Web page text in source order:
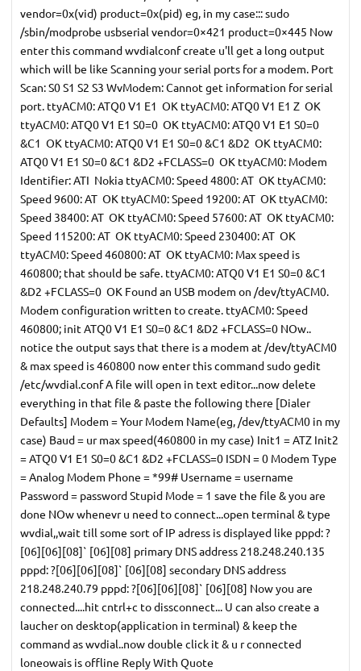
vendor=0x(vid) product=0x(pid) eg, in my case::: sudo
/sbin/modprobe usbserial vendor=0×421 product=0×445 Now
enter this command wvdialconf create u'll get a long output
which will be like Scanning your serial ports for a modem. Port
Scan: S0 S1 S2 S3 WvModem: Cannot get information for serial
port. ttyACM0: ATQ0 V1 E1  OK ttyACM0: ATQ0 V1 E1 Z  OK
ttyACM0: ATQ0 V1 E1 S0=0  OK ttyACM0: ATQ0 V1 E1 S0=0
&C1  OK ttyACM0: ATQ0 V1 E1 S0=0 &C1 &D2  OK ttyACM0:
ATQ0 V1 E1 S0=0 &C1 &D2 +FCLASS=0  OK ttyACM0: Modem
Identifier: ATI  Nokia ttyACM0: Speed 4800: AT  OK ttyACM0:
Speed 9600: AT  OK ttyACM0: Speed 19200: AT  OK ttyACM0:
Speed 38400: AT  OK ttyACM0: Speed 57600: AT  OK ttyACM0:
Speed 115200: AT  OK ttyACM0: Speed 230400: AT  OK
ttyACM0: Speed 460800: AT  OK ttyACM0: Max speed is
460800; that should be safe. ttyACM0: ATQ0 V1 E1 S0=0 &C1
&D2 +FCLASS=0  OK Found an USB modem on /dev/ttyACM0.
Modem configuration written to create. ttyACM0: Speed
460800; init ATQ0 V1 E1 S0=0 &C1 &D2 +FCLASS=0 NOw..
notice the output says that there is a modem at /dev/ttyACM0
& max speed is 460800 now enter this command sudo gedit
/etc/wvdial.conf A file will open in text editor...now delete
everything in that file & paste the following there [Dialer
Defaults] Modem = Your Modem Name(eg, /dev/ttyACM0 in my
case) Baud = ur max speed(460800 in my case) Init1 = ATZ Init2
= ATQ0 V1 E1 S0=0 &C1 &D2 +FCLASS=0 ISDN = 0 Modem Type
= Analog Modem Phone = *99# Username = username
Password = password Stupid Mode = 1 save the file & you are
done NOw whenevr u need to connect...open terminal & type
wvdial,,wait till some sort of IP adress is displayed like pppd: ?
[06][06][08]` [06][08] primary DNS address 218.248.240.135
pppd: ?[06][06][08]` [06][08] secondary DNS address
218.248.240.79 pppd: ?[06][06][08]` [06][08] Now you are
connected....hit cntrl+c to dissconnect... U can also create a
laucher on desktop(application in terminal) & keep the
command as wvdial..now double click it & u r connected
loneowais is offline Reply With Quote